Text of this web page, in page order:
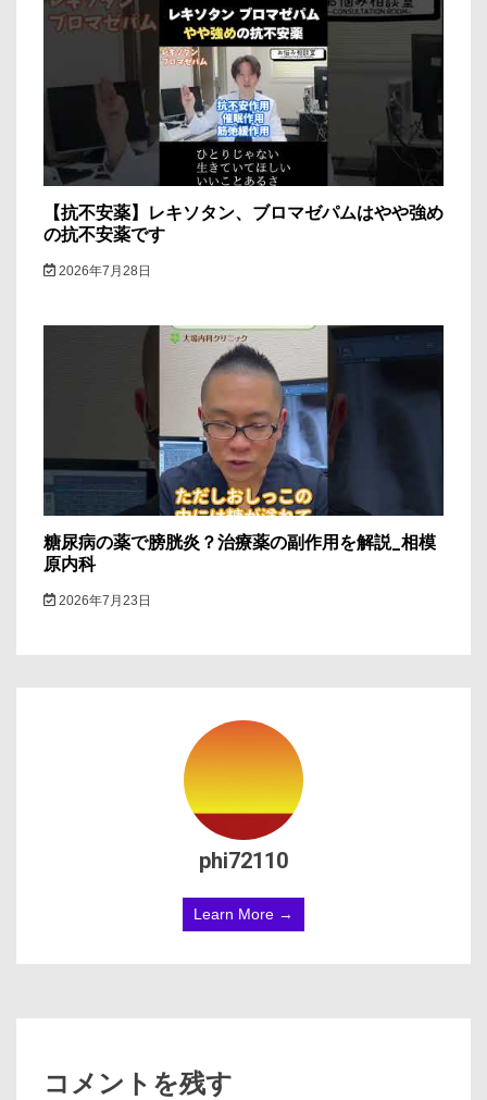
【抗不安薬】レキソタン、ブロマゼパムはやや強め
の抗不安薬です
2026年7月28日
糖尿病の薬で膀胱炎？治療薬の副作用を解説_相模
原内科
2026年7月23日
phi72110
Learn More →
コメントを残す